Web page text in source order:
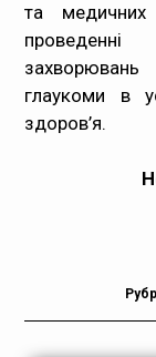
та медичних
проведенні
глаукоми в
здоров’я.
Не